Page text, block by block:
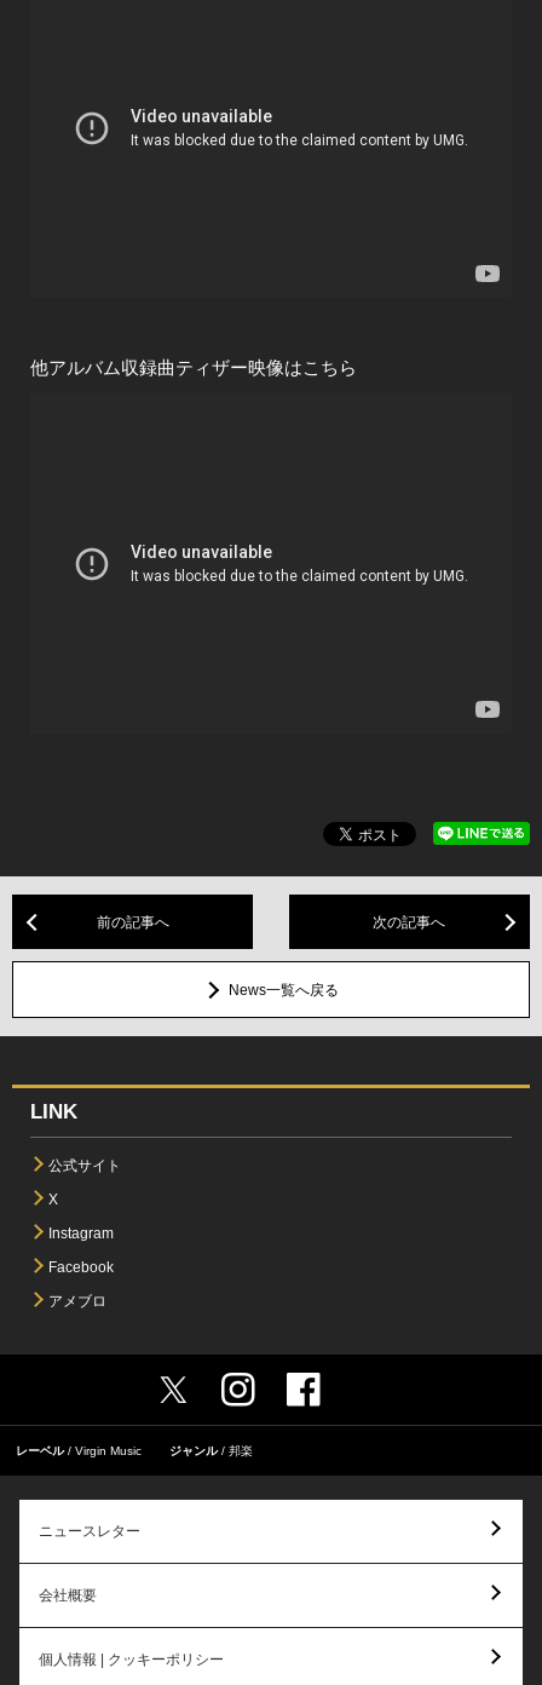
他アルバム収録曲ティザー映像はこちら
前の記事へ 次の記事へ
News一覧へ戻る
LINK
公式サイト
X
Instagram
Facebook
アメブロ
レーベル Virgin Music ジャンル 邦楽
ニュースレター
会社概要
個人情報 | クッキーポリシー